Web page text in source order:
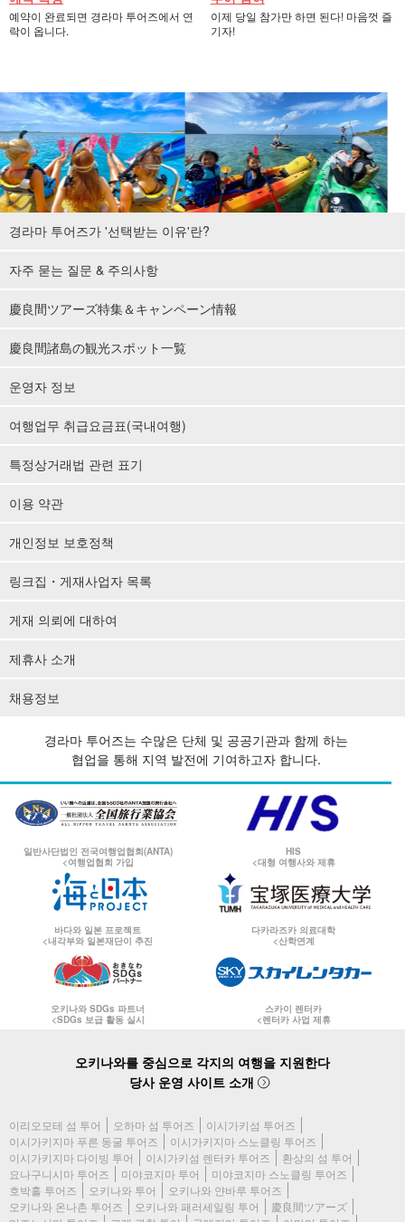
예약이 완료되면 경라마 투어즈에서 연
락이 옵니다.
이제 당일 참가만 하면 된다! 마음껏 즐
기자!
경라마 투어즈가 '선택받는 이유'란?
자주 묻는 질문 & 주의사항
慶良間ツアーズ特集＆キャンペーン情報
慶良間諸島の観光スポット一覧
운영자 정보
여행업무 취급요금표(국내여행)
특정상거래법 관련 표기
이용 약관
개인정보 보호정책
링크집・게재사업자 목록
게재 의뢰에 대하여
제휴사 소개
채용정보
경라마 투어즈는 수많은 단체 및 공공기관과 함께 하는
협업을 통해 지역 발전에 기여하고자 합니다.
일반사단법인 전국여행업협회(ANTA)
<여행업협회 가입
HIS
<대형 여행사와 제휴
바다와 일본 프로젝트
<내각부와 일본재단이 추진
다카라즈카 의료대학
<산학연계
오키나와 SDGs 파트너
<SDGs 보급 활동 실시
스카이 렌터카
<렌터카 사업 제휴
오키나와를 중심으로 각지의 여행을 지원한다
당사 운영 사이트 소개
이리오모테 섬 투어 오하마 섬 투어즈
이시가키섬 투어즈
이시가키지마 푸른 동굴 투어즈
이시가키지마 스노클링 투어즈
이시가키지마 다이빙 투어
이시가키섬 렌터카 투어즈
환상의 섬 투어
요나구니시마 투어즈
미야코지마 투어
미야코지마 스노클링 투어즈
호박홀 투어즈
오키나와 투어
오키나와 얀바루 투어즈
오키나와 온나촌 투어즈
오키나와 패러세일링 투어
慶良間ツアーズ